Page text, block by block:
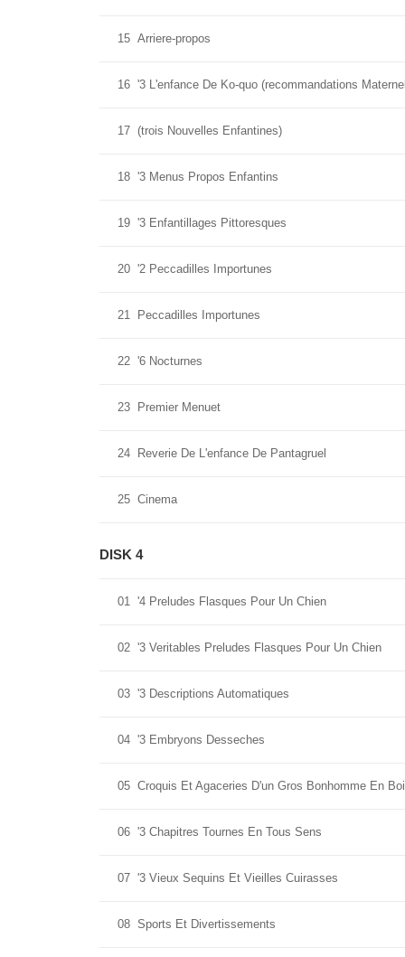
15 Arriere-propos
16 '3 L'enfance De Ko-quo (recommandations
17 (trois Nouvelles Enfantines)
18 '3 Menus Propos Enfantins
19 '3 Enfantillages Pittoresques
20 '2 Peccadilles Importunes
21 Peccadilles Importunes
22 '6 Nocturnes
23 Premier Menuet
24 Reverie De L'enfance De Pantagruel
25 Cinema
DISK 4
01 '4 Preludes Flasques Pour Un Chien
02 '3 Veritables Preludes Flasques Pour Un Chien
03 '3 Descriptions Automatiques
04 '3 Embryons Desseches
05 Croquis Et Agaceries D'un Gros Bonhomme En
06 '3 Chapitres Tournes En Tous Sens
07 '3 Vieux Sequins Et Vieilles Cuirasses
08 Sports Et Divertissements